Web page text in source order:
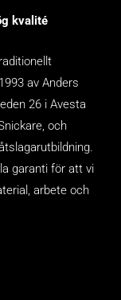
kvalité
av Anders
26 i Avesta
och
garanti för att vi
arbete och